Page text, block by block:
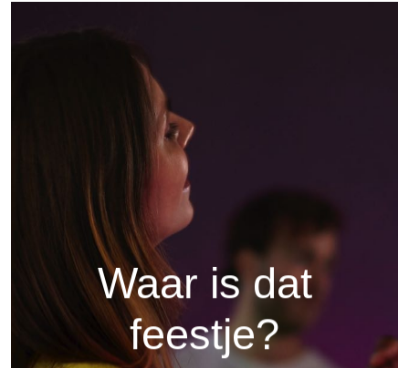
Waar is dat
feestje?